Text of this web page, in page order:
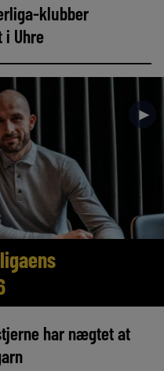
klubber
i Uhre
►
har nægtet at